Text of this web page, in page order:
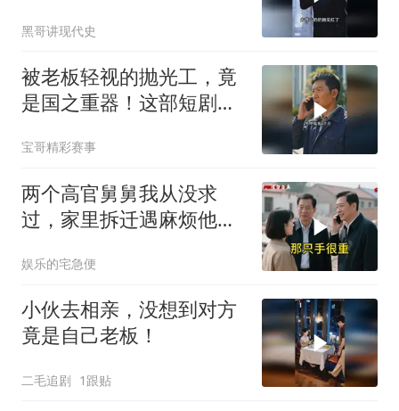
黑哥讲现代史
被老板轻视的抛光工，竟
是国之重器！这部短剧燃
宝哥精彩赛事
两个高官舅舅我从没求
过，家里拆迁遇麻烦他们
娱乐的宅急便
小伙去相亲，没想到对方
竟是自己老板！
二毛追剧 1跟贴